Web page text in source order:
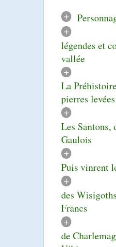
+
+
légendes et
vallée
+
La
pierres levées
+
Les Santons,
Gaulois
+
Puis vinrent
+
des
Francs
+
de